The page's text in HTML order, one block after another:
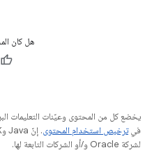
هل كان
يخضع كل من المحتوى وعيّنات التعليمات
فيترخيص استخدام المحتوى
لشركة Oracle و/أو الشركات التابعة لها.